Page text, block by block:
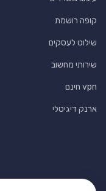
קופה רושמת
שילוט לעסקים
שירותי מחשוב
vpn חינם
ארנק דיגיטלי